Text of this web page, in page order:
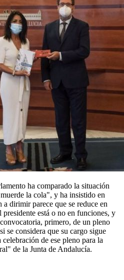
ha comparado la situación
la cola", y ha insistido en
dirimir parece que se reduce en
presidente está o no en funciones, y
primero, de un pleno
se considera que su cargo sigue
de ese pleno para la
de la Junta de Andalucía.